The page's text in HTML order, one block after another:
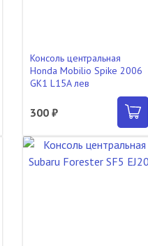
Консоль центральная
Honda Mobilio Spike 2006
GK1 L15A лев
300 ₽